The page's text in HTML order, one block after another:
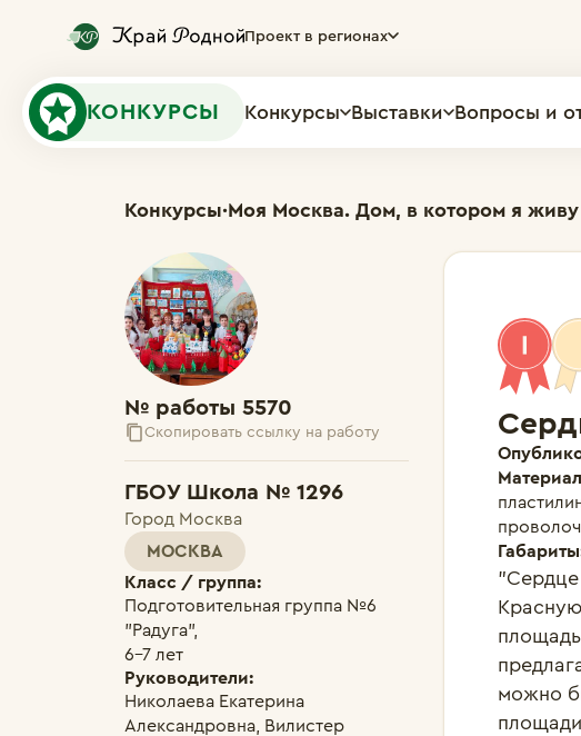
Проект в регионах
КОНКУРСЫ Конкурсы Выставки Вопросы и
Конкурсы·Моя Москва. Дом, в котором я живу
№ работы 5570
Скопировать ссылку на работу
ГБОУ Школа № 1296
Город Москва
МОСКВА
Класс / группа:
Подготовительная группа №6
"Радуга",
6-7 лет
Руководители:
Николаева Екатерина
Александровна, Вилистер
"Сердце
можно